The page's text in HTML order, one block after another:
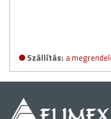
Szállítás: a